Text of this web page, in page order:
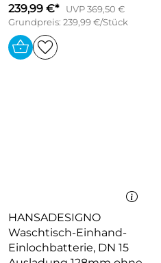
239,99 €*
UVP 369,50 €
Grundpreis: 239,99 €/Stück
HANSADESIGNO
Waschtisch-Einhand-
Einlochbatterie, DN 15